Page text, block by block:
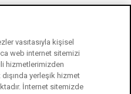
l y
vasıtasıyla kişisel
web internet sitemizi
hizmetlerimizden
yerleşik hizmet
İnternet sitemizde